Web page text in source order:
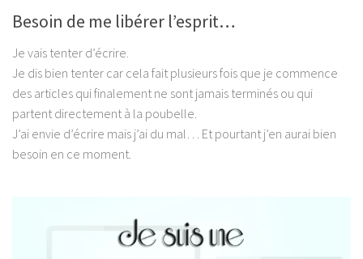
Besoin de me libérer l’esprit…
Je vais tenter d’écrire.
Je dis bien tenter car cela fait plusieurs fois que je commence
des articles qui finalement ne sont jamais terminés ou qui
partent directement à la poubelle.
J’ai envie d’écrire mais j’ai du mal… Et pourtant j’en aurai bien
besoin en ce moment.